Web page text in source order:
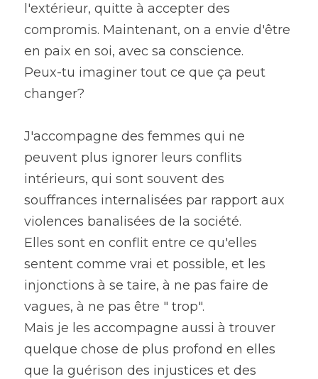
l'extérieur, quitte à accepter des
compromis. Maintenant, on a envie d'être
en paix en soi, avec sa conscience.
Peux-tu imaginer tout ce que ça peut
changer?
J'accompagne des femmes qui ne
peuvent plus ignorer leurs conflits
intérieurs, qui sont souvent des
souffrances internalisées par rapport aux
violences banalisées de la société.
Elles sont en conflit entre ce qu'elles
sentent comme vrai et possible, et les
injonctions à se taire, à ne pas faire de
vagues, à ne pas être " trop".
Mais je les accompagne aussi à trouver
quelque chose de plus profond en elles
que la guérison des injustices et des